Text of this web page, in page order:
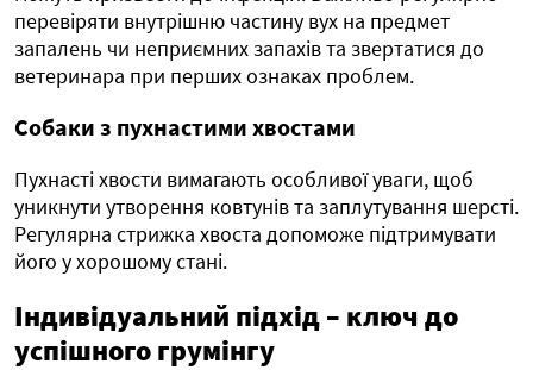
перевіряти внутрішню частину вух на предмет
запалень чи неприємних запахів та звертатися до
ветеринара при перших ознаках проблем.
Собаки з пухнастими хвостами
Пухнасті хвости вимагають особливої уваги, щоб
уникнути утворення ковтунів та заплутування шерсті.
Регулярна стрижка хвоста допоможе підтримувати
його у хорошому стані.
Індивідуальний підхід – ключ до
успішного грумінгу